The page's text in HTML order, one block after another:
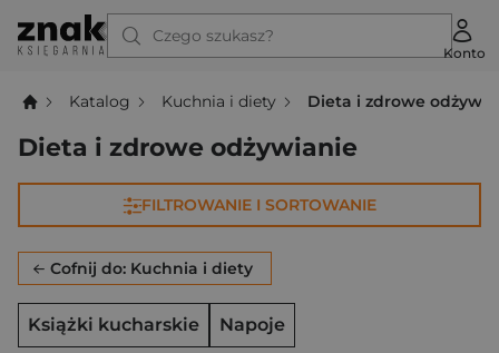
Czego szukasz?
Konto
Katalog Kuchnia i diety Dieta i zdrowe
Dieta i zdrowe odżywianie
FILTROWANIE I SORTOWANIE
Cofnij do: Kuchnia i diety
Książki kucharskie Napoje